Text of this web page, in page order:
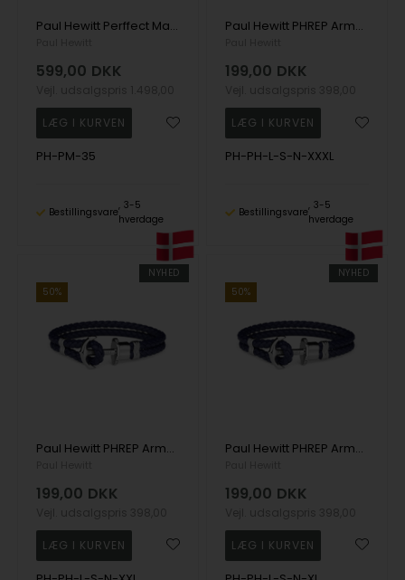
Paul Hewitt Perffect Match Everpulse 38,0 mm - PH-PM-35
599,00 DKK
PH-PM-35
Bestillingsvare
3-5
hverdage
Paul Hewitt PHREP Armbånd 22 cm - PH-PH-L-S-N-XXXL
199,00 DKK
PH-PH-L-S-N-XXXL
Bestillingsvare
3-5
hverdage
NYHED
50%
Paul Hewitt PHREP Armbånd 21 cm - PH-PH-L-S-N-XXL
199,00 DKK
NYHED
50%
Paul Hewitt PHREP Armbånd 20 cm - PH-PH-L-S-N-XL
199,00 DKK